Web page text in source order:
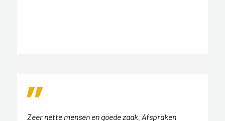
Zeer nette mensen en goede zaak. Afspraken